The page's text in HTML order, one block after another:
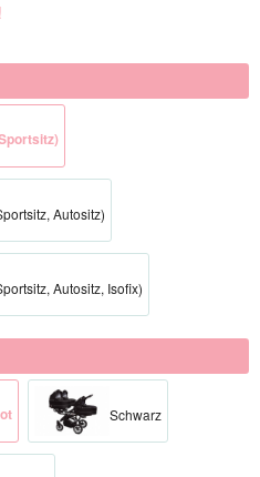
Autositz)
Autositz, Isofix)
Schwarz